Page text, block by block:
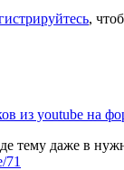
,
из youtube на
тему даже в
71